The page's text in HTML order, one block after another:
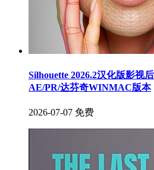
Silhouette 2026.2汉化版影视
AE/PR/达芬奇WINMAC版本
2026-07-07 免费